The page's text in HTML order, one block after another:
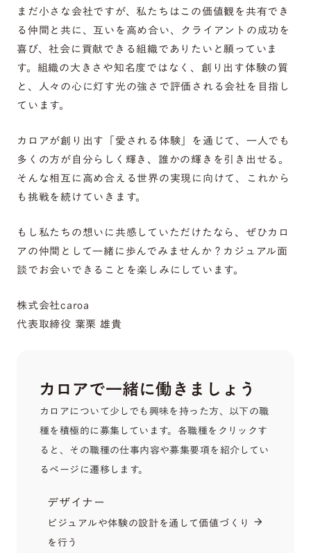
まだ小さな会社ですが、私たちはこの価値観を共有でき
る仲間と共に、互いを高め合い、クライアントの成功を
喜び、社会に貢献できる組織でありたいと願っていま
す。組織の大きさや知名度ではなく、創り出す体験の質
と、人々の心に灯す光の強さで評価される会社を目指し
ています。
カロアが創り出す「愛される体験」を通じて、一人でも
多くの方が自分らしく輝き、誰かの輝きを引き出せる。
そんな相互に高め合える世界の実現に向けて、これから
も挑戦を続けていきます。
もし私たちの想いに共感していただけたなら、ぜひカロ
アの仲間として一緒に歩んでみませんか？カジュアル面
談でお会いできることを楽しみにしています。
株式会社caroa
代表取締役 葉栗 雄貴
カロアで一緒に働きましょう
カロアについて少しでも興味を持った方、以下の職
種を積極的に募集しています。各職種をクリックす
ると、その職種の仕事内容や募集要項を紹介してい
るページに遷移します。
デザイナー
ビジュアルや体験の設計を通して価値づくり
を行う
arrow_forward